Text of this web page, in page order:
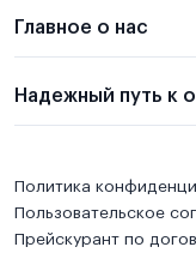
Главное о нас
Надежный путь к
Политика
Пользовательское
Прейскурант по